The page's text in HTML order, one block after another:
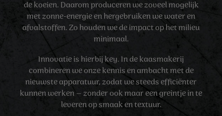
de koeien. Daarom produceren we zoveel mogelijk
met zonne-energie en hergebruiken we water en
afvalstoffen. Zo houden we de impact op het milieu
minimaal.
Innovatie is hierbij key. In de kaasmakerij
combineren we onze kennis en ambacht met de
nieuwste apparatuur, zodat we steeds efficiënter
kunnen werken – zonder ook maar een greintje in te
leveren op smaak en textuur.